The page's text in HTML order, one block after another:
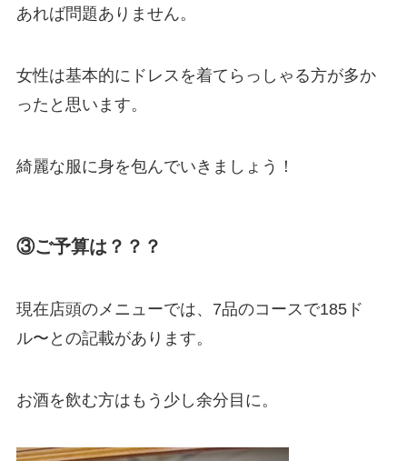
あれば問題ありません。
女性は基本的にドレスを着てらっしゃる方が多か
ったと思います。
綺麗な服に身を包んでいきましょう！
③ご予算は？？？
現在店頭のメニューでは、7品のコースで185ド
ル〜との記載があります。
お酒を飲む方はもう少し余分目に。